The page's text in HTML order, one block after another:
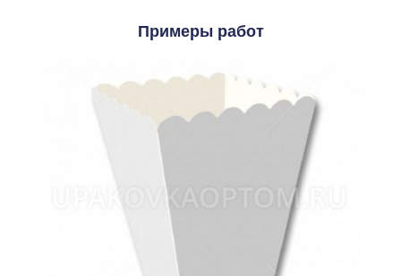
Примеры работ